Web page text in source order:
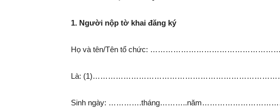
1. Người nộp tờ khai đăng ký
Họ và tên/Tên tổ chức:
Là:
Sinh ngày: